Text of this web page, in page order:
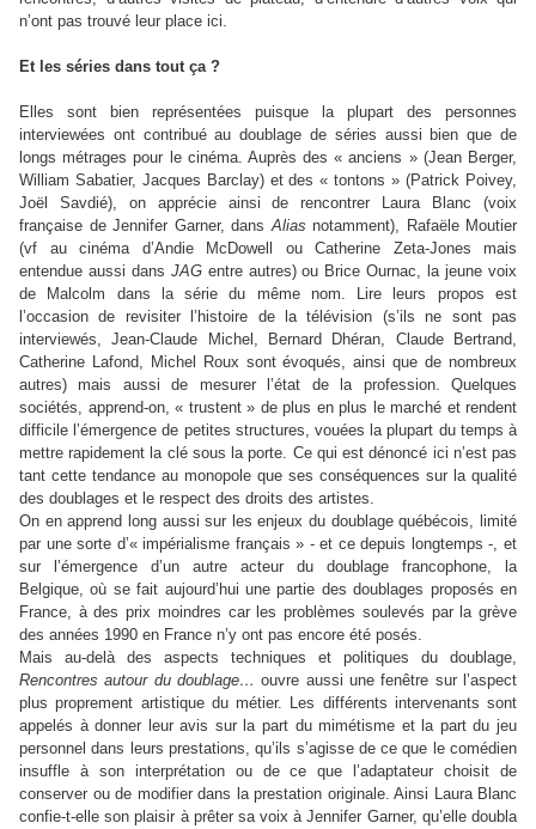
n’ont pas trouvé leur place ici.
Et les séries dans tout ça ?
Elles sont bien représentées puisque la plupart des personnes
interviewées ont contribué au doublage de séries aussi bien que de
longs métrages pour le cinéma. Auprès des « anciens » (Jean Berger,
William Sabatier, Jacques Barclay) et des « tontons » (Patrick Poivey,
Joël Savdié), on apprécie ainsi de rencontrer Laura Blanc (voix
française de Jennifer Garner, dansAlias notamment), Rafaële Moutier
(vf au cinéma d’Andie McDowell ou Catherine Zeta-Jones mais
entendue aussi dans JAGentre autres) ou Brice Ournac, la jeune voix
de Malcolm dans la série du même nom. Lire leurs propos est
l’occasion de revisiter l’histoire de la télévision (s’ils ne sont pas
interviewés, Jean-Claude Michel, Bernard Dhéran, Claude Bertrand,
Catherine Lafond, Michel Roux sont évoqués, ainsi que de nombreux
autres) mais aussi de mesurer l’état de la profession. Quelques
sociétés, apprend-on, « trustent » de plus en plus le marché et rendent
difficile l’émergence de petites structures, vouées la plupart du temps à
mettre rapidement la clé sous la porte. Ce qui est dénoncé ici n’est pas
tant cette tendance au monopole que ses conséquences sur la qualité
des doublages et le respect des droits des artistes.
On en apprend long aussi sur les enjeux du doublage québécois, limité
par une sorte d’« impérialisme français » - et ce depuis longtemps -, et
sur l’émergence d’un autre acteur du doublage francophone, la
Belgique, où se fait aujourd’hui une partie des doublages proposés en
France, à des prix moindres car les problèmes soulevés par la grève
des années 1990 en France n’y ont pas encore été posés.
Mais au-delà des aspects techniques et politiques du doublage,
Rencontres autour du doublage… ouvre aussi une fenêtre sur l’aspect
plus proprement artistique du métier. Les différents intervenants sont
appelés à donner leur avis sur la part du mimétisme et la part du jeu
personnel dans leurs prestations, qu’ils s’agisse de ce que le comédien
insuffle à son interprétation ou de ce que l’adaptateur choisit de
conserver ou de modifier dans la prestation originale. Ainsi Laura Blanc
confie-t-elle son plaisir à prêter sa voix à Jennifer Garner, qu’elle doubla